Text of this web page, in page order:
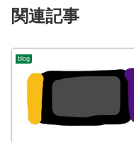
関連記事
blog